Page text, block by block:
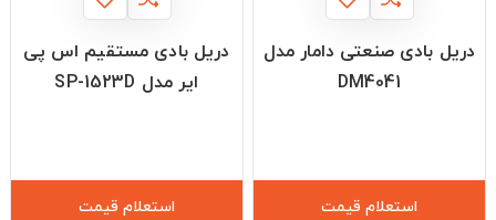
دریل بادی صنعتی دامار مدل
DM4041
استعلام قیمت
دریل بادی مستقیم اس پی
ایر مدل SP-1523D
استعلام قیمت